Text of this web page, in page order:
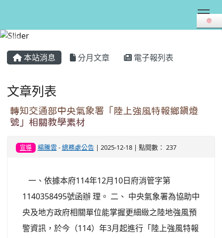
本站消息 分月文章 電子報列表
文章列表
轉知交通部中央氣象署「陸上強風特報鄉鎮燈
號」相關教學素材
宣導 楊騰雲 -總務處公告 | 2025-12-18 | 點閱數： 237
一、依據本府114年12月10日府消管字第
1140358495號函辦 理。 二、 中央氣象署為協助中
央及地方政府相關單位能掌握更細緻之陸地強風預
警資訊，於今（114）年3月起進行「陸上強風特報